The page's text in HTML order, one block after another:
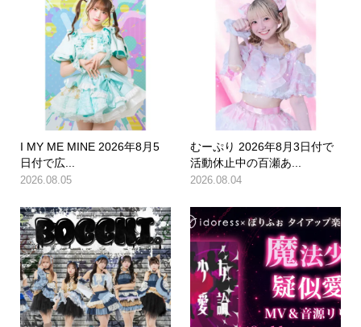
I MY ME MINE 2026年8月5
日付で広...
2026.08.05
むーぷり 2026年8月3日付で
活動休止中の百瀬あ...
2026.08.04